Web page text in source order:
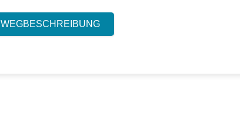
WEGBESCHREIBUNG